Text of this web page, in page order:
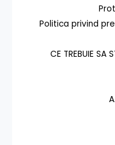
Politica privind
CE TREBUIE SA